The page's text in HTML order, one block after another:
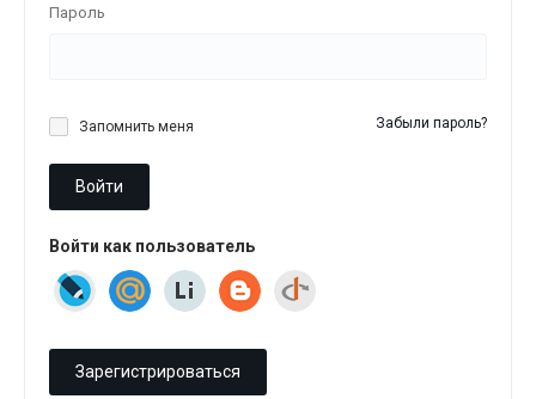
Пароль
Запомнить меня Забыли пароль?
Войти
Войти как пользователь
Зарегистрироваться